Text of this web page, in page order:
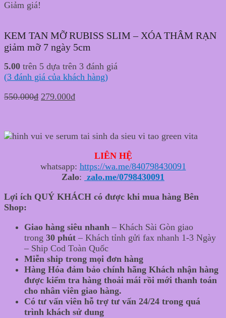
Giảm giá!
KEM TAN MỠ RUBISS SLIM – XÓA THÂM RẠN
giảm mỡ 7 ngày 5cm
5.00 trên 5 dựa trên 3 đánh giá
(3 đánh giá của khách hàng)
550.000₫ Original
279.000₫Current
LIÊN HỆ
whatsapp: https://wa.me/840798430091
Zalo: zalo.me/0798430091
Lợi ích QUÝ KHÁCH có được khi mua hàng Bên
Shop:
Giao hàng siêu nhanh – Khách Sài Gòn giao
trong 30 phút – Khách tỉnh gửi fax nhanh 1-3 Ngày
– Ship Cod Toàn Quốc
Miễn ship trong mọi đơn hàng
Hàng Hóa đảm bảo chính hãng Khách nhận hàng
được kiểm tra hàng thoải mái rồi mới thanh toán
cho nhân viên giao hàng.
Có tư vấn viên hỗ trợ tư vấn 24/24 trong quá
trình khách sử dung